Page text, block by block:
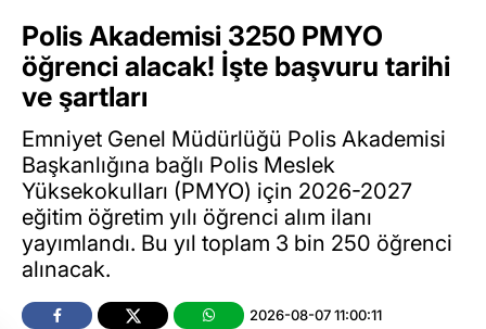
Polis Akademisi 3250 PMYO
öğrenci alacak! İşte başvuru tarihi
ve şartları
Emniyet Genel Müdürlüğü Polis Akademisi
Başkanlığına bağlı Polis Meslek
Yüksekokulları (PMYO) için 2026-2027
eğitim öğretim yılı öğrenci alım ilanı
yayımlandı. Bu yıl toplam 3 bin 250 öğrenci
alınacak.
2026-08-07 11:00:11